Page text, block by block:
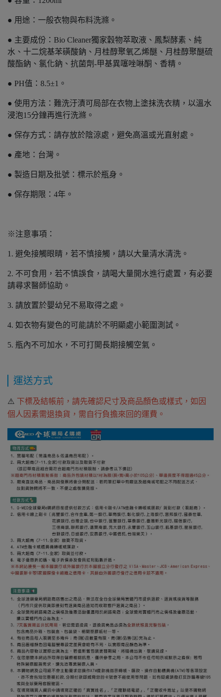
● 用途：一般衣物與布料洗滌。
● 主要成份：Bio Cleaner獨家穀物萃取液、鳳梨酵素、純
水、十二烷基苯磺酸鈉、月桂醇聚氧乙烯醚、月桂醇聚醚硫
酸酯鈉、氯化鈉、抗菌劑-甲基異噻唑啉酮、香精。
● PH值：8.5±1。
● 使用方法：難洗汙漬可局部在衣物上塗抹洗衣精，以溫水
浸泡15分鐘再進行洗滌。
● 保存方式：請存放於陰涼處，避免高溫或光直射處。
● 產地：台灣。
● 製造日期及批號：標示於瓶身。
● 保存期限：4年。
※注意事項：
1. 避免接觸眼睛，若不慎接觸，請以大量清水清洗。
2. 不可食用，若不慎誤食，請喝大量開水進行處置，有必要
請尋求醫師協助。
3. 請放置於嬰幼兒不易取得之處。
4. 如衣物有變色的可能請於不明顯處小範圍測試。
5. 瓶內不可加水，不可打開長期接觸空氣。
運送方式
⚠️ 下標及結帳前，請先確認尺寸及商品顏色或樣式，如因
個人因素需退換貨，需自行負擔來回的運費。